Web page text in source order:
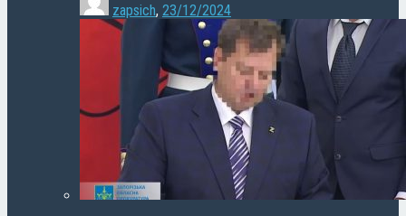
zapsich, 23/12/2024